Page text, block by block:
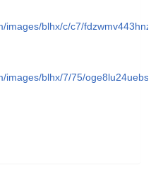
images/blhx/c/c7/
images/blhx/7/75/